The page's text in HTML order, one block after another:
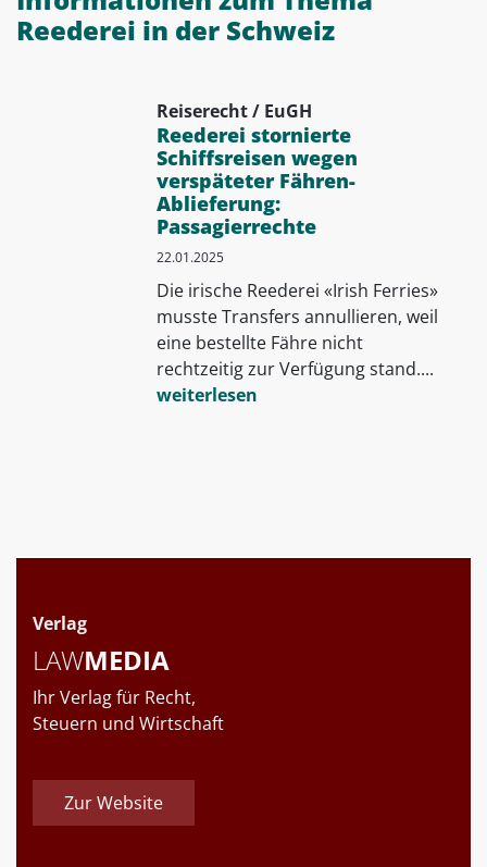
Reederei in der Schweiz
Reiserecht / EuGH
Reederei stornierte
Schiffsreisen wegen
verspäteter Fähren-
Ablieferung:
Passagierrechte
22.01.2025
Die irische Reederei «Irish Ferries»
musste Transfers annullieren, weil
eine bestellte Fähre nicht
rechtzeitig zur Verfügung stand....
weiterlesen
Verlag
LAWMEDIA
Ihr Verlag für Recht,
Steuern und Wirtschaft
Zur Website